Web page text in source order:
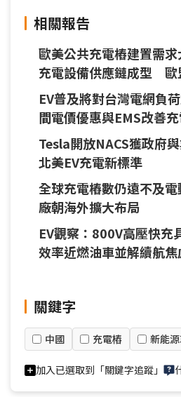
相關報告
歐美公共充電樁建置需
充電設備供應鏈成型 歐
路布建快充站
EV普及將對台灣電網負
間電價優惠與EMS改善
Tesla開放NACS獲政府
北美EV充電新標準
全球充電樁數仍遠不及
廠朝海外擴大布局
EV觀察：800V高壓快
效率近燃油車並解續航
關鍵字
中國 充電樁 新能
加入已選取到「關鍵字追蹤」